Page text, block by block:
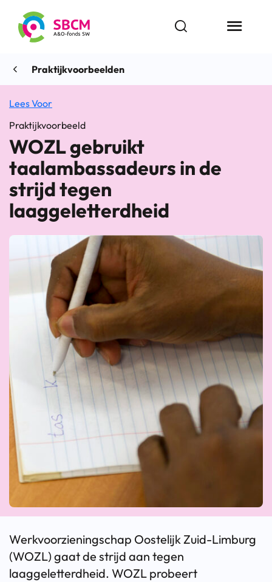
inhoud
Open zoekbalk
Menu
Praktijkvoorbeelden
Lees Voor
Praktijkvoorbeeld
WOZL gebruikt
taalambassadeurs in de
strijd tegen
laaggeletterdheid
Werkvoorzieningschap Oostelijk Zuid-Limburg
(WOZL) gaat de strijd aan tegen
laaggeletterdheid. WOZL probeert